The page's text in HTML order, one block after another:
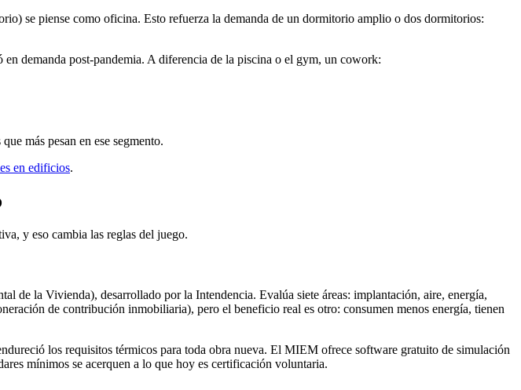
se piense como oficina. Esto refuerza la demanda de un dormitorio amplio o dos dormitorios:
demanda post-pandemia. A diferencia de la piscina o el gym, un cowork:
más pesan en ese segmento.
en edificios.
y eso cambia las reglas del juego.
de la Vivienda), desarrollado por la Intendencia. Evalúa siete áreas: implantación, aire, energía,
de contribución inmobiliaria), pero el beneficio real es otro: consumen menos energía, tienen
los requisitos térmicos para toda obra nueva. El MIEM ofrece software gratuito de simulación
mínimos se acerquen a lo que hoy es certificación voluntaria.